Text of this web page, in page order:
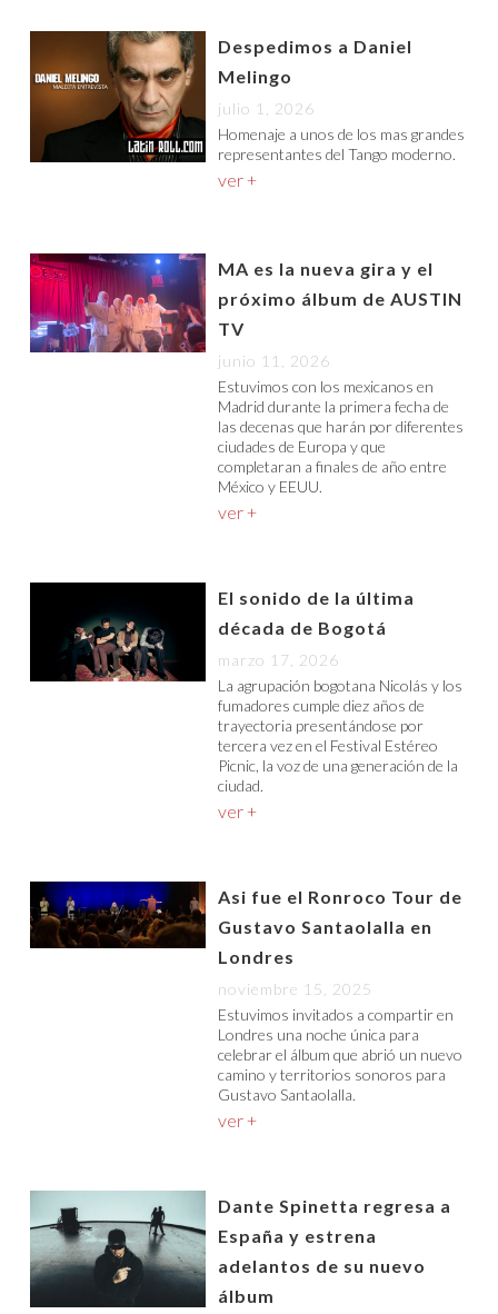
Despedimos a Daniel
Melingo
julio 1, 2026
Homenaje a unos de los mas grandes
representantes del Tango moderno.
ver +
MA es la nueva gira y el
próximo álbum de AUSTIN
TV
junio 11, 2026
Estuvimos con los mexicanos en
Madrid durante la primera fecha de
las decenas que harán por diferentes
ciudades de Europa y que
completaran a finales de año entre
México y EEUU.
ver +
El sonido de la última
década de Bogotá
marzo 17, 2026
La agrupación bogotana Nicolás y los
fumadores cumple diez años de
trayectoria presentándose por
tercera vez en el Festival Estéreo
Picnic, la voz de una generación de la
ciudad.
ver +
Asi fue el Ronroco Tour de
Gustavo Santaolalla en
Londres
noviembre 15, 2025
Estuvimos invitados a compartir en
Londres una noche única para
celebrar el álbum que abrió un nuevo
camino y territorios sonoros para
Gustavo Santaolalla.
ver +
Dante Spinetta regresa a
España y estrena
adelantos de su nuevo
álbum